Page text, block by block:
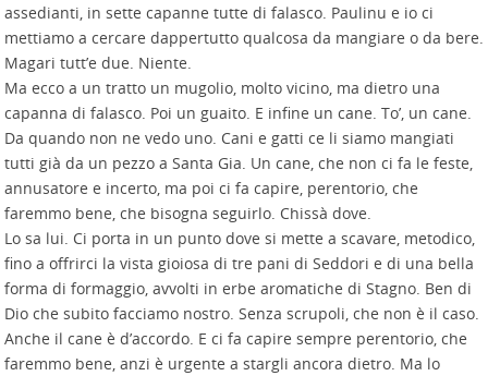
assedianti, in sette capanne tutte di falasco. Paulinu e io ci
mettiamo a cercare dappertutto qualcosa da mangiare o da bere.
Magari tutt’e due. Niente.
Ma ecco a un tratto un mugolio, molto vicino, ma dietro una
capanna di falasco. Poi un guaito. E infine un cane. To’, un cane.
Da quando non ne vedo uno. Cani e gatti ce li siamo mangiati
tutti già da un pezzo a Santa Gia. Un cane, che non ci fa le feste,
annusatore e incerto, ma poi ci fa capire, perentorio, che
faremmo bene, che bisogna seguirlo. Chissà dove.
Lo sa lui. Ci porta in un punto dove si mette a scavare, metodico,
fino a offrirci la vista gioiosa di tre pani di Seddori e di una bella
forma di formaggio, avvolti in erbe aromatiche di Stagno. Ben di
Dio che subito facciamo nostro. Senza scrupoli, che non è il caso.
Anche il cane è d’accordo. E ci fa capire sempre perentorio, che
faremmo bene, anzi è urgente a stargli ancora dietro. Ma lo